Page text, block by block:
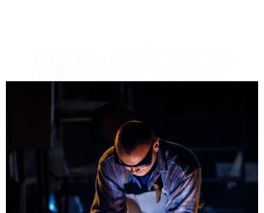
Şirketimiz 1978 yılından bu yana Demir Çelik
sektöründe Siyah Sac, Galvanizli Sac, Levha
Sac, Baklavalı/Gözyaşı Desenli Sac, Hadde
Demir çeşitleri ticareti yapmaktadır. 1993
yılında iç piyasadan çıkıp sadece ihracat
firması olarak faaliyet göstermeye başlamıştır.